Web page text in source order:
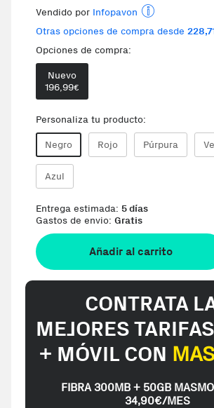
Vendido por Infopavon
Otras opciones de compra desde
Opciones de compra:
Nuevo
196,99€
Personaliza tu producto:
Negro Rojo Púrpura
Azul
Entrega estimada: 5 días
Gastos de envio: Gratis
Añadir al carrito
CONTRATA
MEJORES
+ MÓVIL CON
FIBRA 300MB + 50GB
34,90€/MES